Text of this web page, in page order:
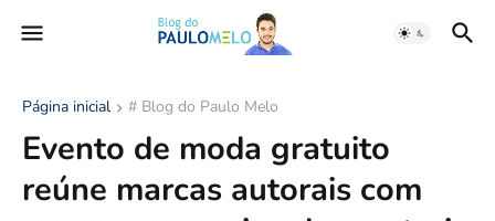
Página inicial # Blog do Paulo Melo
Evento de moda gratuito
reúne marcas autorais com